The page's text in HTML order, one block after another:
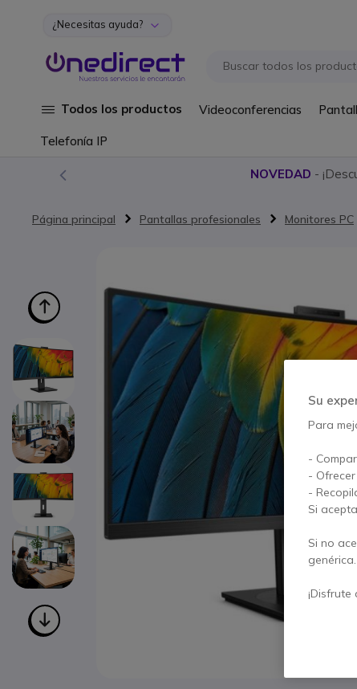
Ir al contenido
¿Necesitas ayuda?
Todos los productos Videoconferencias
Telefonía IP
NOVEDAD -
Página principal Pantallas profesionales Monitores PC
Su
Para
-
-
-
Si
Si no
genérica.
¡Disfrute